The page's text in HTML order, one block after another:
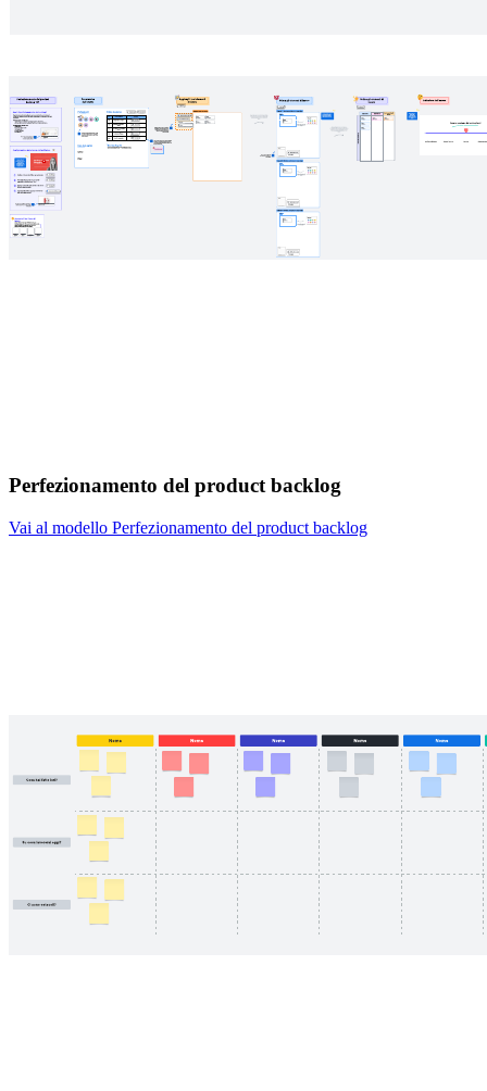
Perfezionamento del product backlog
Vai al modello Perfezionamento del product backlog